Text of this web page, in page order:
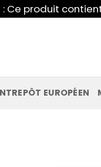
: Ce produit
EUROPÉEN